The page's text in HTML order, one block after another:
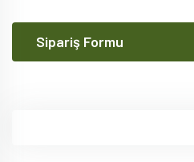
Sipariş Formu